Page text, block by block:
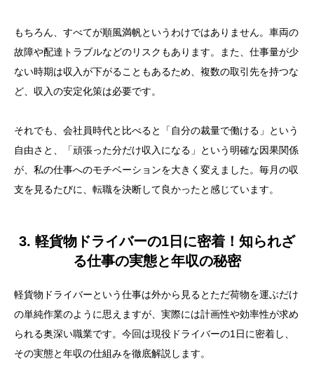
もちろん、すべてが順風満帆というわけではありません。車両の
故障や配達トラブルなどのリスクもあります。また、仕事量が少
ない時期は収入が下がることもあるため、複数の取引先を持つな
ど、収入の安定化策は必要です。
それでも、会社員時代と比べると「自分の裁量で働ける」という
自由さと、「頑張った分だけ収入になる」という明確な因果関係
が、私の仕事へのモチベーションを大きく変えました。毎月の収
支を見るたびに、転職を決断して良かったと感じています。
3. 軽貨物ドライバーの1日に密着！知られざ
る仕事の実態と年収の秘密
軽貨物ドライバーという仕事は外から見るとただ荷物を運ぶだけ
の単純作業のように思えますが、実際には計画性や効率性が求め
られる奥深い職業です。今回は現役ドライバーの1日に密着し、
その実態と年収の仕組みを徹底解説します。